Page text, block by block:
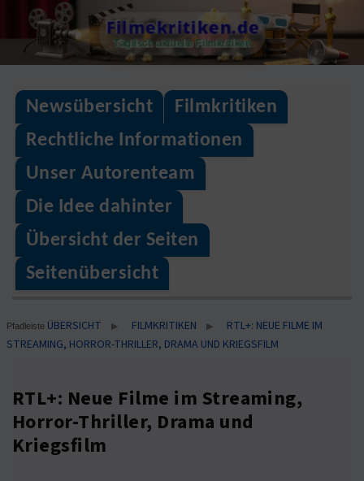
to
content
Filmekritiken.de
Täglisch aktuelle Filmkritiken
Newsübersicht
Filmkritiken
Rechtliche Informationen
Unser Autorenteam
Die Idee dahinter
Übersicht der Seiten
Seitenübersicht
Pfadleiste ÜBERSICHT ▶ FILMKRITIKEN ▶
RTL+: NEUE FILME IM
STREAMING, HORROR-THRILLER, DRAMA UND KRIEGSFILM
RTL+: Neue Filme im Streaming,
Horror-Thriller, Drama und
Kriegsfilm